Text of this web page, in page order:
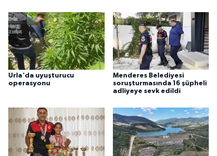
Urla'da uyuşturucu
operasyonu
Menderes Belediyesi
soruşturmasında 16 şüpheli
adliyeye sevk edildi
SPOR HABERLERİ
TEKNOLOJİ
Turizm
YAŞAM
YEREL